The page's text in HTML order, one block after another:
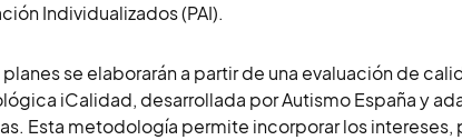
Individualizados (PAI).
planes se elaborarán a partir de una evaluación de
iCalidad, desarrollada por Autismo España y
Esta metodología permite incorporar los